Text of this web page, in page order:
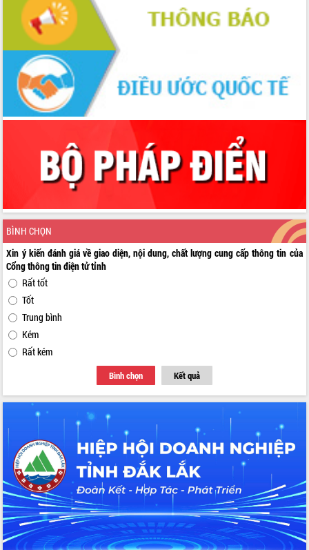
BÌNH CHỌN
Xin ý kiến đánh giá về giao diện, nội dung, chất lượng cung cấp thông tin của
Cổng thông tin điện tử tỉnh
Rất tốt
Tốt
Trung bình
Kém
Rất kém
Bình chọn Kết quả